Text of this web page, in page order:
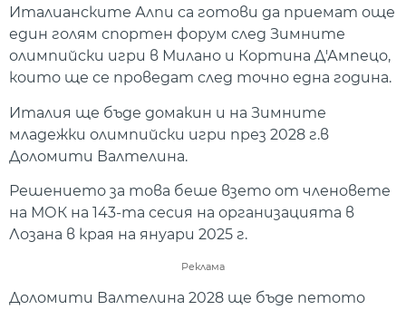
Италианските Алпи са готови да приемат още
един голям спортен форум след Зимните
олимпийски игри в Милано и Кортина Д'Ампецо,
които ще се проведат след точно една година.
Италия ще бъде домакин и на Зимните
младежки олимпийски игри през 2028 г.в
Доломити Валтелина.
Решението за това беше взето от членовете
на МОК на 143-та сесия на организацията в
Лозана в края на януари 2025 г.
Реклама
Доломити Валтелина 2028 ще бъде петото